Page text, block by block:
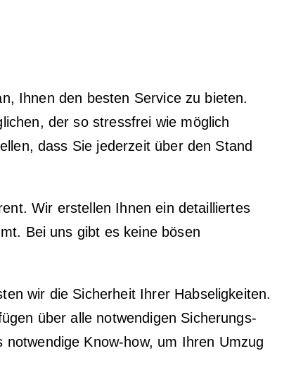
Ihnen den besten Service zu bieten.
der so stressfrei wie möglich
dass Sie jederzeit über den Stand
Wir erstellen Ihnen ein detailliertes
Bei uns gibt es keine bösen
wir die Sicherheit Ihrer Habseligkeiten.
über alle notwendigen Sicherungs-
Know-how, um Ihren Umzug